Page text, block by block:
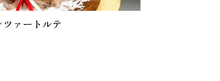
ァートルテ